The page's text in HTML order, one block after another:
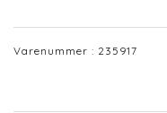
Varenummer : 235917